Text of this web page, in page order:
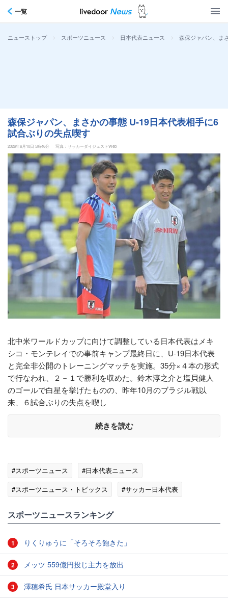
一覧
ニューストップ > スポーツニュース > 日本代表ニュース > 森保ジャパン、ま
森保ジャパン、まさかの事態 U-19日本代表相手に6
試合ぶりの失点喫す
2026年6月10日 5時46分 写真：サッカーダイジェストWeb
北中米ワールドカップに向けて調整している日本代表はメキ
シコ・モンテレイでの事前キャンプ最終日に、U-19日本代表
と完全非公開のトレーニングマッチを実施。35分×４本の形式
で行なわれ、２－１で勝利を収めた。鈴木淳之介と塩貝健人
のゴールで白星を挙げたものの、昨年10月のブラジル戦以
来、６試合ぶりの失点を喫し
続きを読む
#スポーツニュース
#日本代表ニュース
#スポーツニュース・トピックス
#サッカー日本代表
スポーツニュースランキング
1 りくりゅうに「そろそろ飽きた」
2 メッツ 559億円投じ主力を放出
3 澤穂希氏 日本サッカー殿堂入り